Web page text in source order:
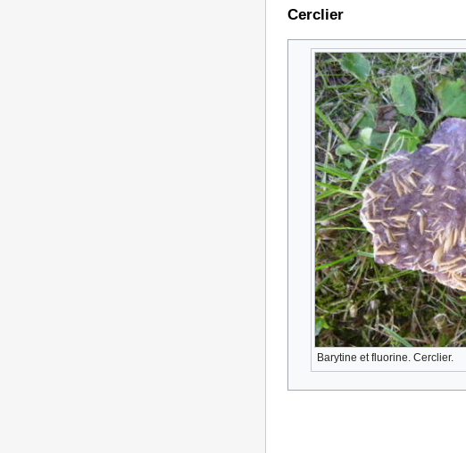
Cerclier
Barytine et fluorine. Cerclier.